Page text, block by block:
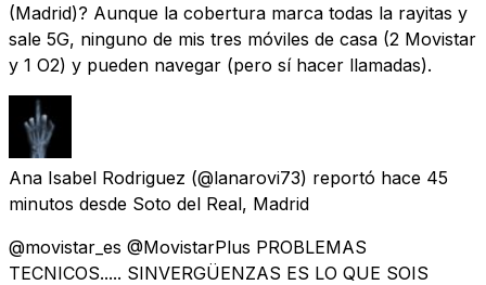
(Madrid)? Aunque la cobertura marca todas la rayitas y
sale 5G, ninguno de mis tres móviles de casa (2 Movistar
y 1 O2) y pueden navegar (pero sí hacer llamadas).
Ana Isabel Rodriguez (@lanarovi73) reportó hace 45
minutos desde Soto del Real, Madrid
@movistar_es @MovistarPlus PROBLEMAS
TECNICOS..... SINVERGÜENZAS ES LO QUE SOIS